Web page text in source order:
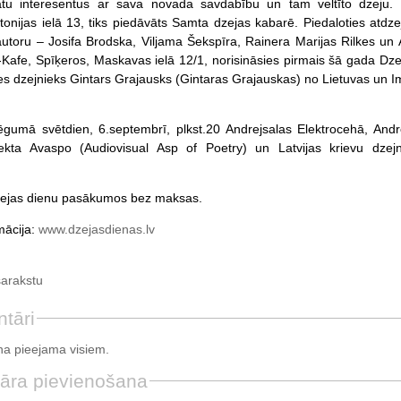
interesentus ar sava novada savdabību un tam veltīto dzeju.
ielā 13, tiks piedāvāts Samta dzejas kabarē. Piedaloties
– Josifa Brodska, Viljama Šekspīra, Rainera Marijas Rilkes
Spīķeros, Maskavas ielā 12/1, norisināsies pirmais šā gada
dzejnieks Gintars Grajausks (Gintaras Grajauskas) no Lietuvas un
svētdien, 6.septembrī, plkst.20 Andrejsalas Elektrocehā,
Avaspo (Audiovisual Asp of Poetry) un Latvijas krievu
dienu pasākumos bez maksas.
www.dzejasdienas.lv
pieejama visiem.
pievienošana